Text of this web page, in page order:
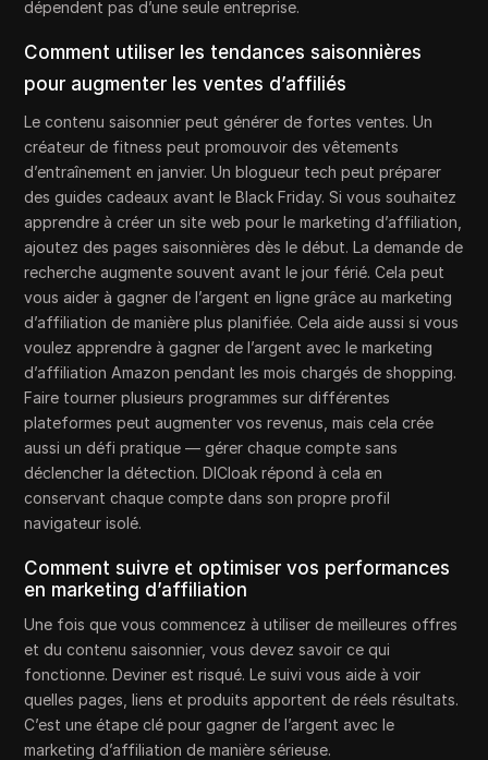
dépendent pas d’une seule entreprise.
Comment utiliser les tendances saisonnières
pour augmenter les ventes d’affiliés
Le contenu saisonnier peut générer de fortes ventes. Un
créateur de fitness peut promouvoir des vêtements
d’entraînement en janvier. Un blogueur tech peut préparer
des guides cadeaux avant le Black Friday. Si vous souhaitez
apprendre à créer un site web pour le marketing d’affiliation,
ajoutez des pages saisonnières dès le début. La demande de
recherche augmente souvent avant le jour férié. Cela peut
vous aider à gagner de l’argent en ligne grâce au marketing
d’affiliation de manière plus planifiée. Cela aide aussi si vous
voulez apprendre à gagner de l’argent avec le marketing
d’affiliation Amazon pendant les mois chargés de shopping.
Faire tourner plusieurs programmes sur différentes
plateformes peut augmenter vos revenus, mais cela crée
aussi un défi pratique — gérer chaque compte sans
déclencher la détection. DICloak répond à cela en
conservant chaque compte dans son propre profil
navigateur isolé.
Comment suivre et optimiser vos performances
en marketing d’affiliation
Une fois que vous commencez à utiliser de meilleures offres
et du contenu saisonnier, vous devez savoir ce qui
fonctionne. Deviner est risqué. Le suivi vous aide à voir
quelles pages, liens et produits apportent de réels résultats.
C’est une étape clé pour gagner de l’argent avec le
marketing d’affiliation de manière sérieuse.